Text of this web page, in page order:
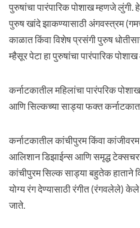
पुरुषांचा पारंपारिक पोशाख म्हणजे
पुरुष खांदे झाकण्यासाठी अंगवस्त्रम
काळात किंवा विशेष प्रसंगी पुरुष
म्हैसूर पेटा हा पुरुषांचा पारंपारिक
कर्नाटकातील महिलांचा पारंपरिक
आणि सिल्कच्या साड्या फक्त
कर्नाटकातील कांचीपुरम किंवा
आलिशान डिझाईन्स आणि समृद्ध
कांचीपुरम सिल्क साड्या बहुतेक हाताने
योग्य रंग देण्यासाठी रंगीत (रंगवलेले)
जाते.